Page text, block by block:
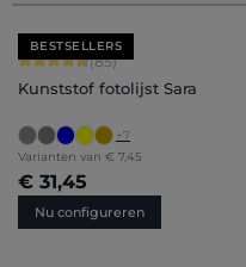
BESTSELLERS
Gemiddelde waardering van
(85)
Kunststof fotolijst Sara
+7
Varianten van € 7,45
€ 31,45
Nu configureren